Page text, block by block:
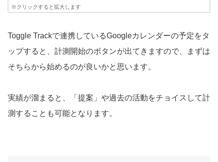
※クリックすると拡大します
Toggle Trackで連携しているGoogleカレンダーの予定をタ
ップすると、計測開始のボタンが出てきますので、まずは
そちらから始めるのが良いかと思います。
実績が溜まると、「提案」や過去の活動をチョイスして計
測することも可能となります。